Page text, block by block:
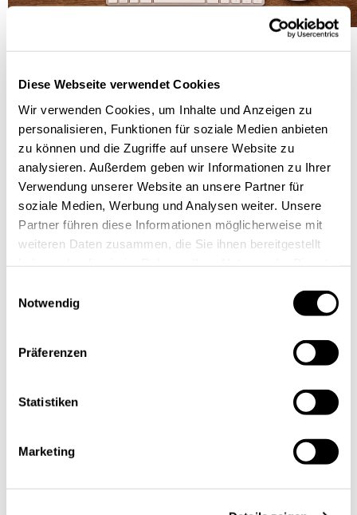
Diese Webseite verwendet Cookies
Wir verwenden Cookies, um Inhalte und Anzeigen zu
personalisieren, Funktionen für soziale Medien anbieten
zu können und die Zugriffe auf unsere Website zu
analysieren. Außerdem geben wir Informationen zu Ihrer
Verwendung unserer Website an unsere Partner für
soziale Medien, Werbung und Analysen weiter. Unsere
Partner führen diese Informationen möglicherweise mit
weiteren Daten zusammen, die Sie ihnen bereitgestellt
Notwendig
Präferenzen
Statistiken
Marketing